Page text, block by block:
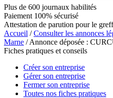
Plus de 600 journaux habilités
Paiement 100% sécurisé
Attestation de parution pour le
Accueil /Consulter les annonces
Marne / Annonce déposée :
Fiches pratiques et conseils
Créer son entreprise
Gérer son entreprise
Fermer son entreprise
Toutes nos fiches pratiques